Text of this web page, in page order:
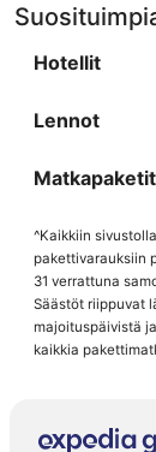
Hotellit
Lennot
Matkapaketit
^Kaikkiin
pakettivarauksiin
31 verrattuna
Säästöt riippuvat
majoituspäivistä
kaikkia